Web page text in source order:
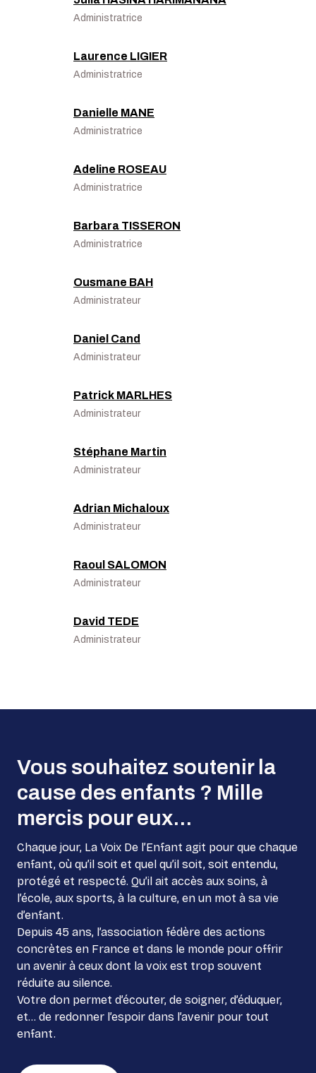
Administratrice
Laurence LIGIER
Administratrice
Danielle MANE
Administratrice
Adeline ROSEAU
Administratrice
Barbara TISSERON
Administratrice
Ousmane BAH
Administrateur
Daniel Cand
Administrateur
Patrick MARLHES
Administrateur
Stéphane Martin
Administrateur
Adrian Michaloux
Administrateur
Raoul SALOMON
Administrateur
David TEDE
Administrateur
Vous souhaitez soutenir la
cause des enfants ? Mille
mercis pour eux...
Chaque jour, La Voix De l’Enfant agit pour que chaque
enfant, où qu’il soit et quel qu’il soit, soit entendu,
protégé et respecté. Qu’il ait accès aux soins, à
l’école, aux sports, à la culture, en un mot à sa vie
d’enfant.
Depuis 45 ans, l’association fédère des actions
concrètes en France et dans le monde pour offrir
un avenir à ceux dont la voix est trop souvent
réduite au silence.
Votre don permet d’écouter, de soigner, d’éduquer,
et… de redonner l’espoir dans l’avenir pour tout
enfant.